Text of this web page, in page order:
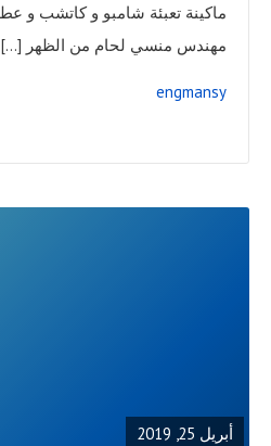
مهندس منسي لحام من الظهر […]
engmansy
أبريل 25, 2019